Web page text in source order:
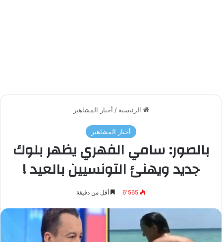
الرئيسية / أخبار المشاهير
أخبار المشاهير
بالصور: سامي الفهري يظهر بلوك
جديد ويهنئ التونسيين بالعيد !
6٬565 أقل من دقيقة